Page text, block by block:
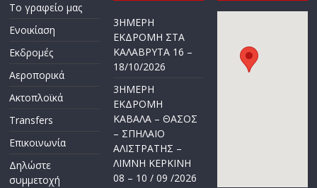
Το γραφείο μας
Ενοικίαση
Εκδρομές
Αεροπορικά
Ακτοπλοϊκά
Transfers
Επικοινωνία
Δηλώστε
συμμετοχή
3ΗΜΕΡΗ
ΕΚΔΡΟΜΗ ΣΤΑ
ΚΑΛΑΒΡΥΤΑ 16 –
18/10/2026
3ΗΜΕΡΗ
ΕΚΔΡΟΜΗ
ΚΑΒΑΛΑ – ΘΑΣΟΣ
– ΣΠΗΛΑΙΟ
ΑΛΙΣΤΡΑΤΗΣ –
ΛΙΜΝΗ ΚΕΡΚΙΝΗ
08 – 10 / 09 /2026